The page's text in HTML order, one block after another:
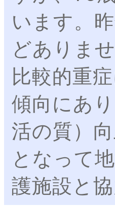
います。
どありま
比較的重
傾向にあ
活の質）
となって
護施設と